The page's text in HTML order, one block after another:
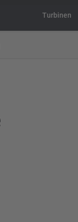
Turbinen